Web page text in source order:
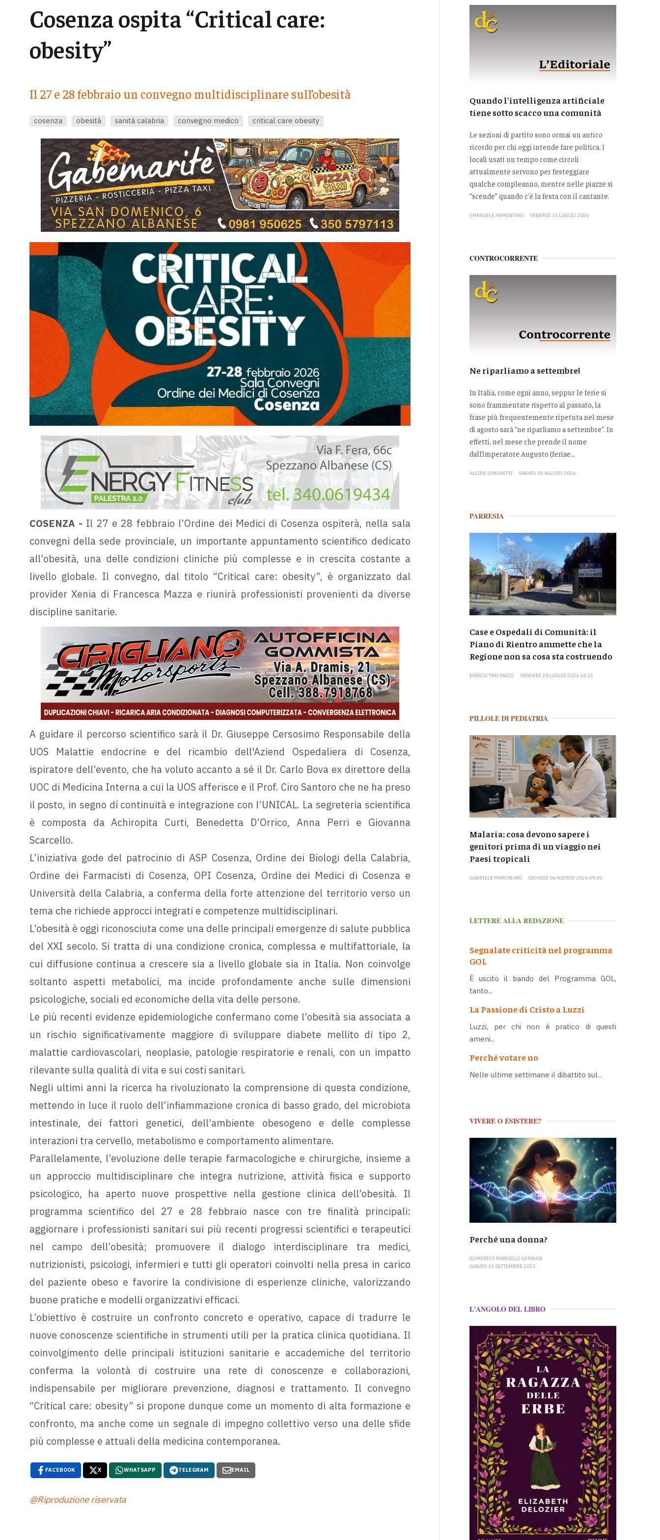
Cosenza ospita “Critical care:
obesity”
Il 27 e 28 febbraio un convegno multidisciplinare sull’obesità
cosenza obesità sanità calabria convegno medico critical care obesity
COSENZA - Il 27 e 28 febbraio l’Ordine dei Medici di Cosenza ospiterà, nella sala
convegni della sede provinciale, un importante appuntamento scientifico dedicato
all’obesità, una delle condizioni cliniche più complesse e in crescita costante a
livello globale. Il convegno, dal titolo “Critical care: obesity”, è organizzato dal
provider Xenia di Francesca Mazza e riunirà professionisti provenienti da diverse
discipline sanitarie.
A guidare il percorso scientifico sarà il Dr. Giuseppe Cersosimo Responsabile della
UOS Malattie endocrine e del ricambio dell'Aziend Ospedaliera di Cosenza,
ispiratore dell’evento, che ha voluto accanto a sé il Dr. Carlo Bova ex direttore della
UOC di Medicina Interna a cui la UOS afferisce e il Prof. Ciro Santoro che ne ha preso
il posto, in segno dí continuità e integrazione con l’UNICAL. La segreteria scientifica
è composta da Achiropita Curti, Benedetta D’Orrico, Anna Perri e Giovanna
Scarcello.
L’iniziativa gode del patrocinio di ASP Cosenza, Ordine dei Biologi della Calabria,
Ordine dei Farmacisti di Cosenza, OPI Cosenza, Ordine dei Medici di Cosenza e
Università della Calabria, a conferma della forte attenzione del territorio verso un
tema che richiede approcci integrati e competenze multidisciplinari.
L’obesità è oggi riconosciuta come una delle principali emergenze di salute pubblica
del XXI secolo. Si tratta di una condizione cronica, complessa e multifattoriale, la
cui diffusione continua a crescere sia a livello globale sia in Italia. Non coinvolge
soltanto aspetti metabolici, ma incide profondamente anche sulle dimensioni
psicologiche, sociali ed economiche della vita delle persone.
Le più recenti evidenze epidemiologiche confermano come l’obesità sia associata a
un rischio significativamente maggiore di sviluppare diabete mellito di tipo 2,
malattie cardiovascolari, neoplasie, patologie respiratorie e renali, con un impatto
rilevante sulla qualità di vita e sui costi sanitari.
Negli ultimi anni la ricerca ha rivoluzionato la comprensione di questa condizione,
mettendo in luce il ruolo dell’infiammazione cronica di basso grado, del microbiota
intestinale, dei fattori genetici, dell’ambiente obesogeno e delle complesse
interazioni tra cervello, metabolismo e comportamento alimentare.
Parallelamente, l’evoluzione delle terapie farmacologiche e chirurgiche, insieme a
un approccio multidisciplinare che integra nutrizione, attività fisica e supporto
psicologico, ha aperto nuove prospettive nella gestione clinica dell’obesità. Il
programma scientifico del 27 e 28 febbraio nasce con tre finalità principali:
aggiornare i professionisti sanitari sui più recenti progressi scientifici e terapeutici
nel campo dell’obesità; promuovere il dialogo interdisciplinare tra medici,
nutrizionisti, psicologi, infermieri e tutti gli operatori coinvolti nella presa in carico
del paziente obeso e favorire la condivisione di esperienze cliniche, valorizzando
buone pratiche e modelli organizzativi efficaci.
L’obiettivo è costruire un confronto concreto e operativo, capace di tradurre le
nuove conoscenze scientifiche in strumenti utili per la pratica clinica quotidiana. Il
coinvolgimento delle principali istituzioni sanitarie e accademiche del territorio
conferma la volontà di costruire una rete di conoscenze e collaborazioni,
indispensabile per migliorare prevenzione, diagnosi e trattamento. Il convegno
“Critical care: obesity” si propone dunque come un momento di alta formazione e
confronto, ma anche come un segnale di impegno collettivo verso una delle sfide
più complesse e attuali della medicina contemporanea.
FACEBOOK X WHATSAPP TELEGRAM EMAIL
@Riproduzione riservata
Quando l'intelligenza artificiale
tiene sotto scacco una comunità
Le sezioni di partito sono ormai un antico
ricordo per chi oggi intende fare politica. I
locali usati un tempo come circoli
attualmente servono per festeggiare
qualche compleanno, mentre nelle piazze si
“scende” quando c'è la festa con il cantante.
EMANUELE ARMENTANO VENERDÌ 31 LUGLIO 2026
CONTROCORRENTE
Ne riparliamo a settembre!
In Italia, come ogni anno, seppur le ferie si
sono frammentate rispetto al passato, la
frase più frequentemente ripetuta nel mese
di agosto sarà “ne riparliamo a settembre”. In
effetti, nel mese che prende il nome
dall’imperatore Augusto (feriae...
ALCIDE SIMONETTI SABATO 01 AGOSTO 2026
PARRESIA
Case e Ospedali di Comunità: il
Piano di Rientro ammette che la
Regione non sa cosa sta costruendo
ENRICO TRICANICO VENERDÌ 24 LUGLIO 2026 14:26
PILLOLE DI PEDIATRIA
Malaria: cosa devono sapere i
genitori prima di un viaggio nei
Paesi tropicali
GABRIELE MARCHIANÒ GIOVEDÌ 06 AGOSTO 2026 09:05
LETTERE ALLA REDAZIONE
Segnalate criticità nel programma
GOL
È uscito il bando del Programma GOL,
tanto...
La Passione di Cristo a Luzzi
Luzzi, per chi non è pratico di questi
ameni...
Perché votare no
Nelle ultime settimane il dibattito sul...
VIVERE O ESISTERE?
Perché una donna?
DOMENICO MARCELLO GERBASI
SABATO 13 SETTEMBRE 2025
L'ANGOLO DEL LIBRO